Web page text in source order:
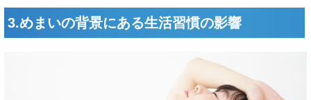
3.めまいの背景にある生活習慣の影響